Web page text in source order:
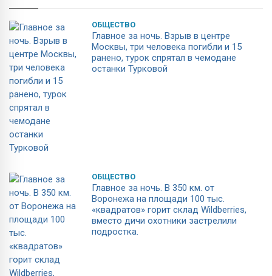
ОБЩЕСТВО
Главное за ночь. Взрыв в центре
Москвы, три человека погибли и 15
ранено, турок спрятал в чемодане
останки Турковой
ОБЩЕСТВО
Главное за ночь. В 350 км. от
Воронежа на площади 100 тыс.
«квадратов» горит склад Wildberries,
вместо дичи охотники застрелили
подростка.